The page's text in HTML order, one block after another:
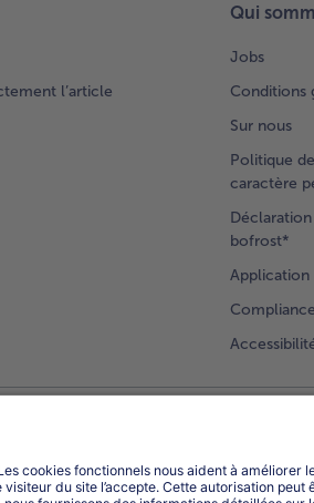
l’article
Qui
Jobs
Conditions
Sur nous
Politique
caractère
bofrost*
Application
Compliance